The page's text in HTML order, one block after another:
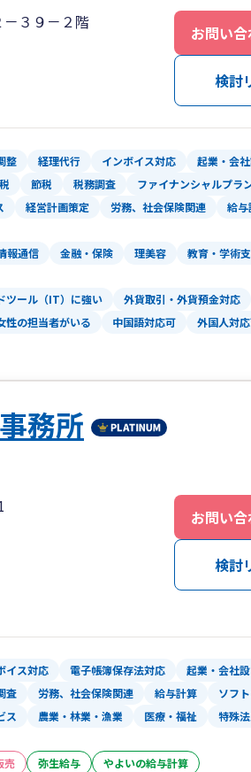
たちにお任せください。
和6年秋田県内No.1（提携金融機関担
、利益3,000万円)のコンサルタント
部数約6,000部（3刷））
調査対応に自信あり
客様も20代～40代の方が多いです。
後牛島駅から徒歩4分とアクセス良
３９－２階
お問い
検討
整 経理代行 インボイス対応 起業・会
節税 税務調査
ファイナンシャルプラ
経営計画策定 労務、社会保険関連
給与
報通信 金融・保険 理美容 教育・学術
ツール（IT）に強い
外貨取引・外貨預金対応
性の担当者がいる 中国語対応可 外国人対
務所
お問い
検討
イス対応 電子帳簿保存法対応 起業・会社
査 労務、社会保険関連 給与計算 ソフ
ス 農業・林業・漁業 医療・福祉 特殊
売 弥生給与 やよいの給与計算